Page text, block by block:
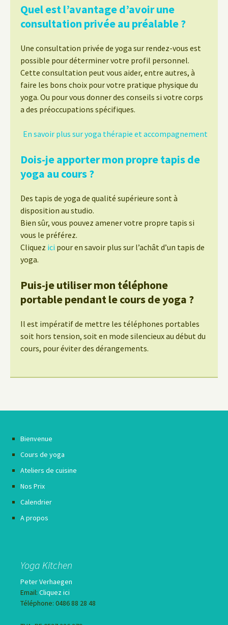
Quel est l’avantage d’avoir une
consultation privée au préalable ?
Une consultation privée de yoga sur rendez-vous est
possible pour déterminer votre profil personnel.
Cette consultation peut vous aider, entre autres, à
faire les bons choix pour votre pratique physique du
yoga. Ou pour vous donner des conseils si votre corps
a des préoccupations spécifiques.
En savoir plus sur yoga thérapie et accompagnement
Dois-je apporter mon propre tapis de
yoga au cours ?
Des tapis de yoga de qualité supérieure sont à
disposition au studio.
Bien sûr, vous pouvez amener votre propre tapis si
vous le préférez.
Cliquez ici pour en savoir plus sur l’achât d’un tapis de
yoga.
Puis-je utiliser mon téléphone
portable pendant le cours de yoga ?
Il est impératif de mettre les téléphones portables
soit hors tension, soit en mode silencieux au début du
cours, pour éviter des dérangements.
Bienvenue
Cours de yoga
Ateliers de cuisine
Nos Prix
Calendrier
A propos
Yoga Kitchen
Peter Verhaegen
Email: Cliquez ici
Téléphone: 0486 88 28 48